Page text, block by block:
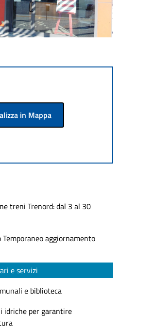
in Mappa
treni Trenord: dal 3 al 30
aggiornamento
e servizi
e biblioteca
idriche per garantire